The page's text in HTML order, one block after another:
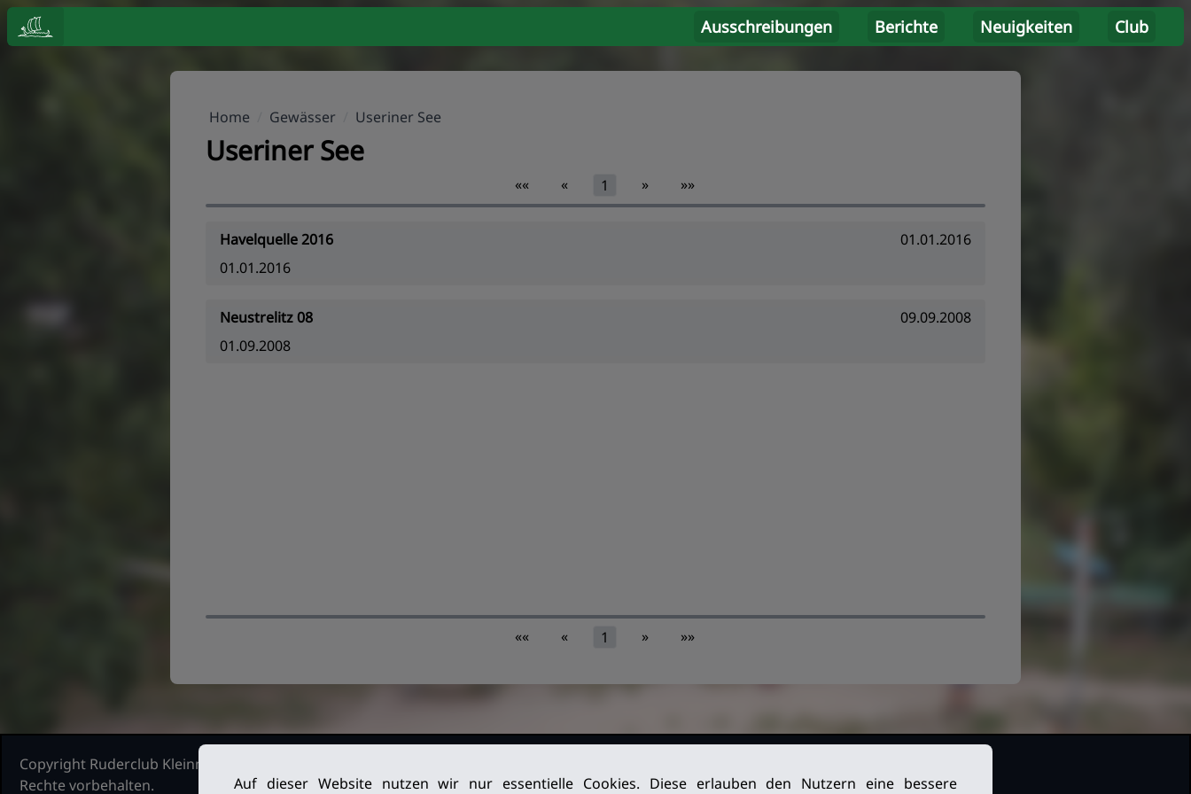
Ausschreibungen Berichte Neuigkeiten Club
Home Gewässer Useriner See
Useriner See
«« « 1 » »»
Havelquelle 2016
01.01.2016
01.01.2016
Neustrelitz 08
09.09.2008
01.09.2008
«« « 1 » »»
Copyright Ruderclub Kleinmachnow Stahnsdorf Teltow, 2026. Alle
Rechte vorbehalten.
Datenschutz
Auf dieser Website nutzen wir nur essentielle Cookies. Diese erlauben den Nutzern eine bessere